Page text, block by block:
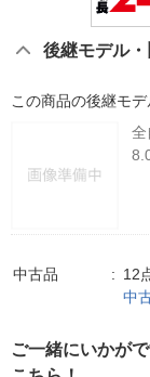
後継モデル
この商品の後継モデ
全
中古品 12
中
ご一緒にいかが